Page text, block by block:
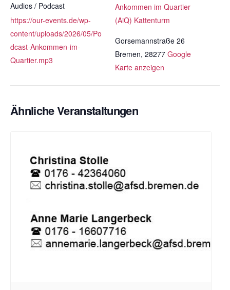
Ankommen im Quartier
(AiQ) Kattenturm
Gorsemannstraße 26
Bremen, 28277 Google
Karte anzeigen
Audios / Podcast
https://our-events.de/wp-
content/uploads/2026/05/Po
dcast-Ankommen-im-
Quartier.mp3
Ähnliche Veranstaltungen